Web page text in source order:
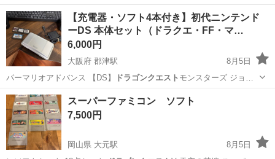
気RPG…
長野 長野市 北長野駅 テレビゲーム Switch
【充電器・ソフト4本付き】初代ニンテンド
ーDS 本体セット（ドラクエ・FF・マ…
6,000円
大阪府 郡津駅
8月5日
パーマリオアドバンス 【DS】
ドラゴンクエスト モンスターズ ジョー
カー 【D…
大阪 枚方市 郡津駅
スーパーファミコン ソフト
7,500円
岡山県 大元駅
8月5日